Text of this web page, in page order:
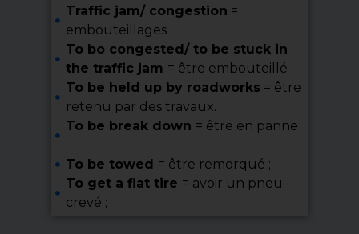
Traffic jam/ congestion =
embouteillages ;
To bo congested/ to be stuck in
the traffic jam = être embouteillé ;
To be held up by roadworks= être
retenu par des travaux.
To be break down = être en panne
;
To be towed = être remorqué ;
To get a flat tire = avoir un pneu
crevé ;